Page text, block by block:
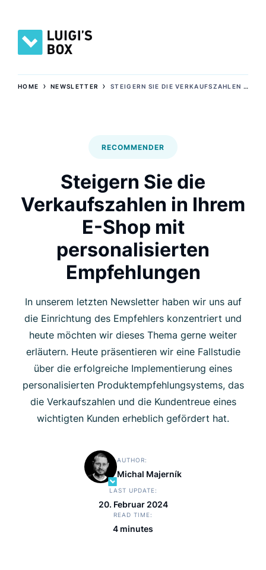
HOME ›NEWSLETTER ›STEIGERN SIE DIE VERKAUFSZAHLEN IN IHREM E-SHOP MIT PERSONALISIERTEN EMPFEHLUNGEN
RECOMMENDER
Steigern Sie die
Verkaufszahlen in Ihrem
E-Shop mit
personalisierten
Empfehlungen
In unserem letzten Newsletter haben wir uns auf
die Einrichtung des Empfehlers konzentriert und
heute möchten wir dieses Thema gerne weiter
erläutern. Heute präsentieren wir eine Fallstudie
über die erfolgreiche Implementierung eines
personalisierten Produktempfehlungsystems, das
die Verkaufszahlen und die Kundentreue eines
wichtigten Kunden erheblich gefördert hat.
AUTHOR
Michal Majerník
LAST UPDATE
20. Februar 2024
READ TIME
4 minutes